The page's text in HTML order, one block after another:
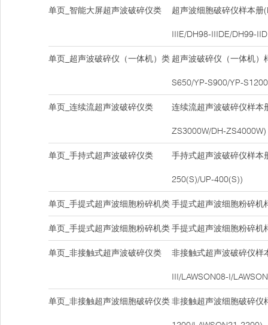
单页_智能大屏超声波破碎仪类 超声波细胞破碎仪样本册
IIIE/DH98-IIIDE/DH99-
单页_超声波破碎仪（一体机）类 超声波破碎仪（一体机）
S650/YP-S900/YP-
单页_连续流超声波破碎仪类 连续流超声波破碎仪样本
ZS3000W/DH-ZS4000W)
单页_手持式超声波破碎仪类 手持式超声波破碎仪样本
250(S)/UP-400(S))
单页_手提式超声波细胞粉碎机类手提式超声波细胞粉碎机
单页_手提式超声波细胞粉碎机类手提式超声波细胞粉碎机
单页_非接触式超声波破碎仪类 非接触式超声波破碎仪样
III/LAWSON08-I/
单页_非接触超声波细胞破碎仪类非接触超声波细胞破碎仪